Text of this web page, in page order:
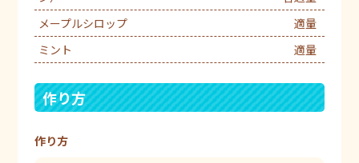
メープルシロップ
適量
ミント
適量
作り方
作り方